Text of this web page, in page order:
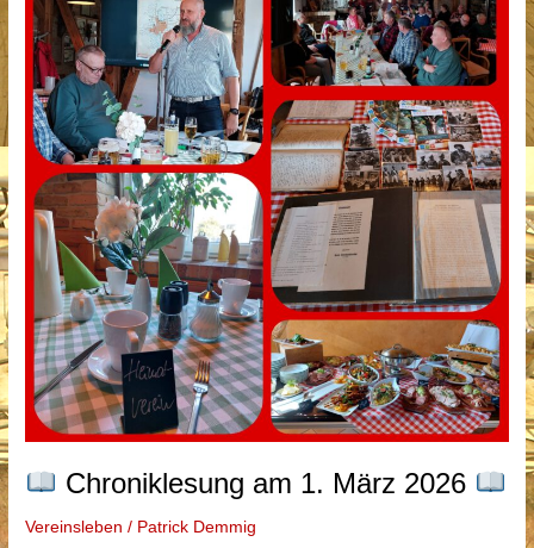
am
17.
März
2026
Chroniklesung am 1. März 2026
Vereinsleben / Patrick Demmig